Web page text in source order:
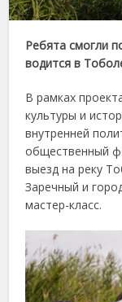
Ребята смогли
водится в
В рамках
культуры и
внутренней
общественный
выезд на реку
Заречный и
мастер-класс.